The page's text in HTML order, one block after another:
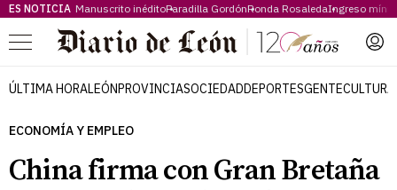
ES NOTICIA Manuscrito inéditoParadilla GordónRonda RosaledaIngreso
Menú
ÚLTIMA HORALEÓNPROVINCIASOCIEDADDEPORTESGENTECULTURA
ECONOMÍA Y EMPLEO
China firma con Gran Bretaña